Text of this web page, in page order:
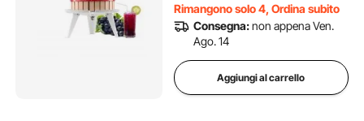
Rimangono solo 4, Ordina subito
Consegna:non appena Ven.
Ago. 14
Aggiungi al carrello